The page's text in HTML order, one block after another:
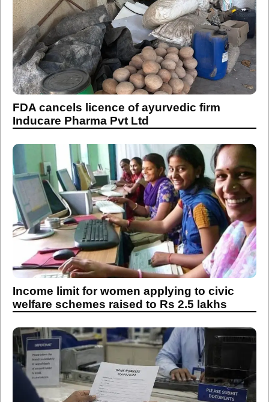
FDA cancels licence of ayurvedic firm
Inducare Pharma Pvt Ltd
Income limit for women applying to civic
welfare schemes raised to Rs 2.5 lakhs